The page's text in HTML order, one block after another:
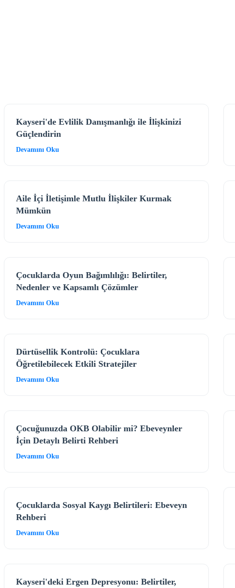
Kayseri'de Evlilik Danışmanlığı ile İlişkinizi
Güçlendirin
Devamını Oku
Aile İçi İletişimle Mutlu İlişkiler Kurmak
Mümkün
Devamını Oku
Çocuklarda Oyun Bağımlılığı: Belirtiler,
Nedenler ve Kapsamlı Çözümler
Devamını Oku
Dürtüsellik Kontrolü: Çocuklara
Öğretilebilecek Etkili Stratejiler
Devamını Oku
Çocuğunuzda OKB Olabilir mi? Ebeveynler
İçin Detaylı Belirti Rehberi
Devamını Oku
Çocuklarda Sosyal Kaygı Belirtileri: Ebeveyn
Rehberi
Devamını Oku
Kayseri'deki Ergen Depresyonu: Belirtiler,